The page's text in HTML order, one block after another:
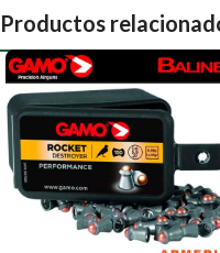
Productos